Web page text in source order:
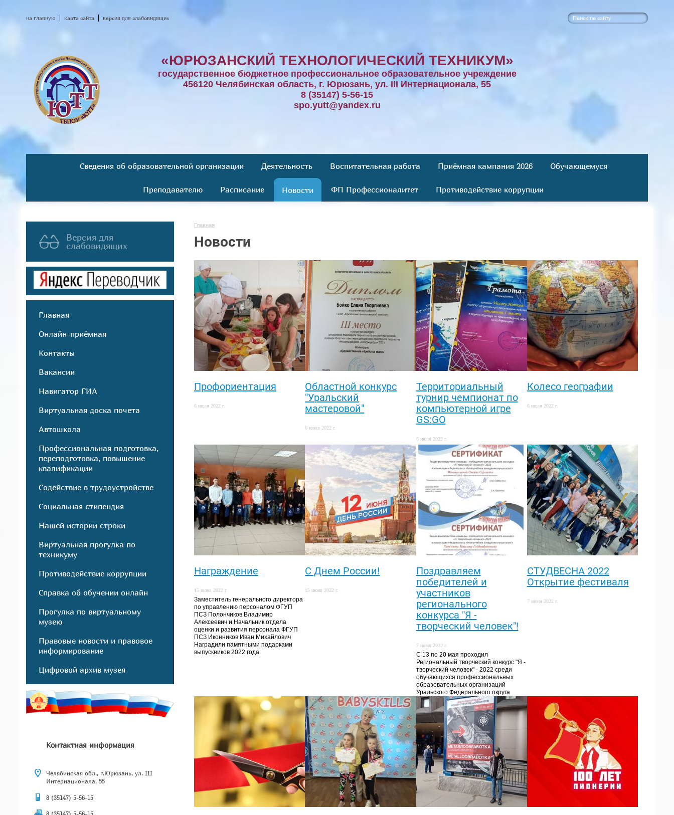
на главную карта сайта версия для слабовидящих
«ЮРЮЗАНСКИЙ ТЕХНОЛОГИЧЕСКИЙ ТЕХНИКУМ»
государственное бюджетное профессиональное образовательное учреждение
456120 Челябинская область, г. Юрюзань, ул. III Интернационала, 55
8 (35147) 5-56-15
spo.yutt@yandex.ru
Сведения об образовательной организации Деятельность Воспитательная работа Приёмная кампания 2026 Обучающемуся
Преподавателю Расписание Новости ФП Профессионалитет Противодействие коррупции
Версия для
слабовидящих
Главная
Онлайн-приёмная
Контакты
Вакансии
Навигатор ГИА
Виртуальная доска почета
Автошкола
Профессиональная подготовка,
переподготовка, повышение
квалификации
Содействие в трудоустройстве
Социальная стипендия
Нашей истории строки
Виртуальная прогулка по
техникуму
Противодействие коррупции
Справка об обучении онлайн
Прогулка по виртуальному
музею
Правовые новости и правовое
информирование
Цифровой архив музея
Контактная информация
Челябинская обл., г.Юрюзань, ул. III
Интернационала, 55
8 (35147) 5-56-15
Главная
Новости
Профориентация
6 июля 2022 г.
Областной конкурс
"Уральский
мастеровой"
6 июля 2022 г.
Территориальный
турнир чемпионат по
компьютерной игре
GS:GO
6 июля 2022 г.
Колесо географии
6 июля 2022 г.
Награждение
15 июня 2022 г.
Заместитель генерального директора
по управлению персоналом ФГУП
ПСЗ Полончиков Владимир
Алексеевич и Начальник отдела
оценки и развития персонала ФГУП
ПСЗ Иконников Иван Михайлович
Наградили памятными подарками
выпускников 2022 года.
С Днем России!
15 июня 2022 г.
Поздравляем
победителей и
участников
регионального
конкурса "Я -
творческий человек"!
7 июня 2022 г.
С 13 по 20 мая проходил
Региональный творческий конкурс "Я -
творческий человек" - 2022 среди
обучающихся профессиональных
образовательных организаций
Уральского Федерального округа
СТУДВЕСНА 2022
Открытие фестиваля
7 июня 2022 г.